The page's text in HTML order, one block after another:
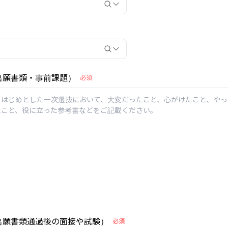
書類・事前課題） 必須
書類通過後の面接や試験） 必須